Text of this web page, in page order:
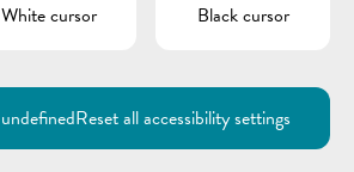
White cursor
Black cursor
undefinedReset all accessibility settings